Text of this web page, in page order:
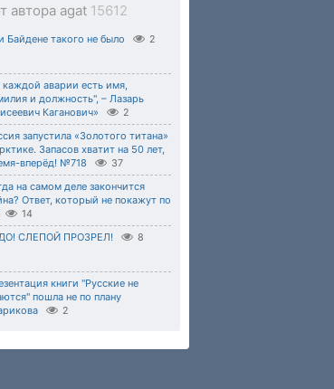
автора agat 15612
Байдене такого не было 2
каждой аварии есть имя,
и должность", – Лазарь
Каганович»
2
запустила «Золотого титана»
Запасов хватит на 50 лет,
вперёд! №718
37
на самом деле закончится
Ответ, который не покажут по
14
СЛЕПОЙ ПРОЗРЕЛ! 8
книги "Русские не
пошла не по плану
2